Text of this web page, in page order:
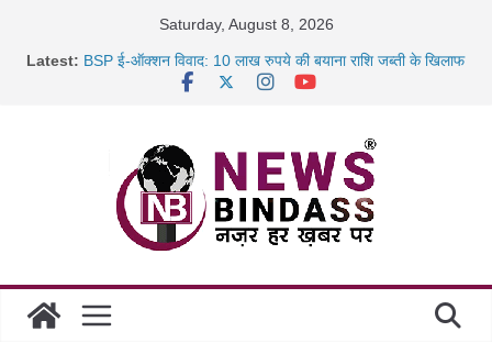
Saturday, August 8, 2026
Latest: BSP ई-ऑक्शन विवाद: 10 लाख रुपये की बयाना राशि जब्ती के खिलाफ
साइबर ठगी पर दुर्ग पुलिस का बड़ा एक्शन: 13 म्यूल बैंक खाताधारक
गिरफ्तार